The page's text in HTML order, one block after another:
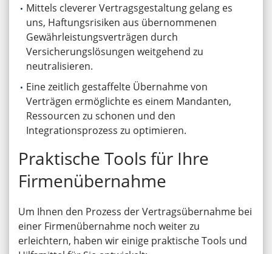
Mittels cleverer Vertragsgestaltung gelang es
uns, Haftungsrisiken aus übernommenen
Gewährleistungsverträgen durch
Versicherungslösungen weitgehend zu
neutralisieren.
Eine zeitlich gestaffelte Übernahme von
Verträgen ermöglichte es einem Mandanten,
Ressourcen zu schonen und den
Integrationsprozess zu optimieren.
Praktische Tools für Ihre
Firmenübernahme
Um Ihnen den Prozess der Vertragsübernahme bei
einer Firmenübernahme noch weiter zu
erleichtern, haben wir einige praktische Tools und